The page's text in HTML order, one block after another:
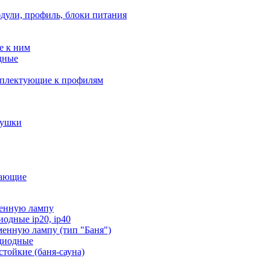
профиль, блоки питания
к ним
к профилям
лампу
ip20, ip40
лампу (тип "Баня")
(баня-сауна)